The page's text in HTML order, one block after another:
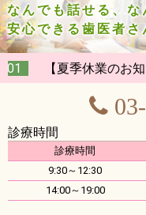
なんでも話せる、な
安心できる歯医者さ
知らせ】8月11日（火
診療時間
診療時間
9:30～12:30
14:00～19:00